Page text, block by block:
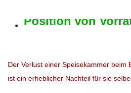
Position von
Der Verlust einer Speisekammer beim
ist ein erheblicher Nachteil für sie